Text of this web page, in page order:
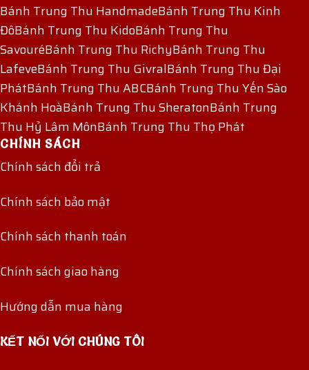
Bánh Trung Thu HandmadeBánh Trung Thu Kinh
ĐôBánh Trung Thu KidoBánh Trung Thu
SavouréBánh Trung Thu RichyBánh Trung Thu
LafeveBánh Trung Thu GivralBánh Trung Thu Đại
PhátBánh Trung Thu ABCBánh Trung Thu Yến Sào
Khánh HoàBánh Trung Thu SheratonBánh Trung
Thu Hỷ Lâm MônBánh Trung Thu Thọ Phát
CHÍNH SÁCH
Chính sách đổi trả
Chính sách bảo mật
Chính sách thanh toán
Chính sách giao hàng
Hướng dẫn mua hàng
KẾT NỐI VỚI CHÚNG TÔI